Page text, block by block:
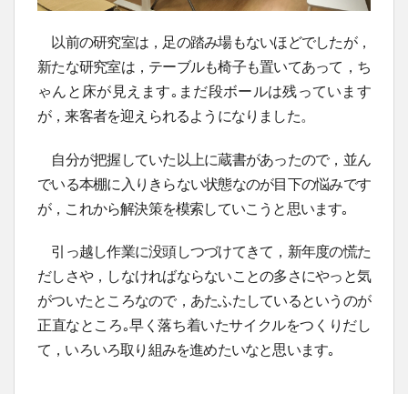
以前の研究室は，足の踏み場もないほどでしたが，
新たな研究室は，テーブルも椅子も置いてあって，ち
ゃんと床が見えます｡まだ段ボールは残っています
が，来客者を迎えられるようになりました。
自分が把握していた以上に蔵書があったので，並ん
でいる本棚に入りきらない状態なのが目下の悩みです
が，これから解決策を模索していこうと思います｡
引っ越し作業に没頭しつづけてきて，新年度の慌た
だしさや，しなければならないことの多さにやっと気
がついたところなので，あたふたしているというのが
正直なところ｡早く落ち着いたサイクルをつくりだし
て，いろいろ取り組みを進めたいなと思います｡